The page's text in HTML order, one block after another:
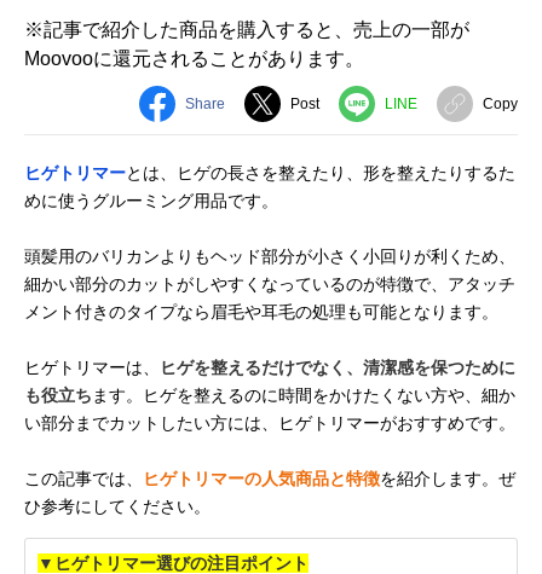
※記事で紹介した商品を購入すると、売上の一部が
Moovooに還元されることがあります。
Share Post LINE Copy
ヒゲトリマーとは、ヒゲの長さを整えたり、形を整えたりするた
めに使うグルーミング用品です。
頭髪用のバリカンよりもヘッド部分が小さく小回りが利くため、
細かい部分のカットがしやすくなっているのが特徴で、アタッチ
メント付きのタイプなら眉毛や耳毛の処理も可能となります。
ヒゲトリマーは、
ヒゲを整えるだけでなく、清潔感を保つために
も役立ち ます。ヒゲを整えるのに時間をかけたくない方や、細か
い部分までカットしたい方には、ヒゲトリマーがおすすめです。
この記事では、 ヒゲトリマーの人気商品と特徴を紹介します。ぜ
ひ参考にしてください。
▼ヒゲトリマー選びの注目ポイント